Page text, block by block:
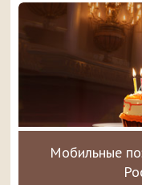
Мобильные